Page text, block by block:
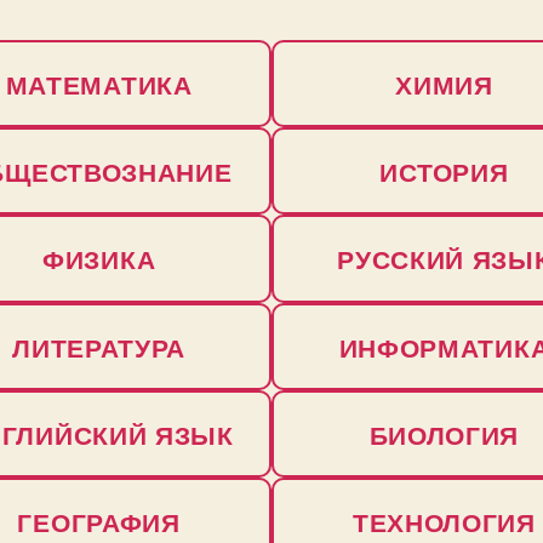
МАТЕМАТИКА ХИМИЯ
ИСТОРИЯ
ФИЗИКА РУССКИЙ
ЛИТЕРАТУРА
ЯЗЫК БИОЛОГИЯ
ГЕОГРАФИЯ ТЕХНОЛОГИЯ